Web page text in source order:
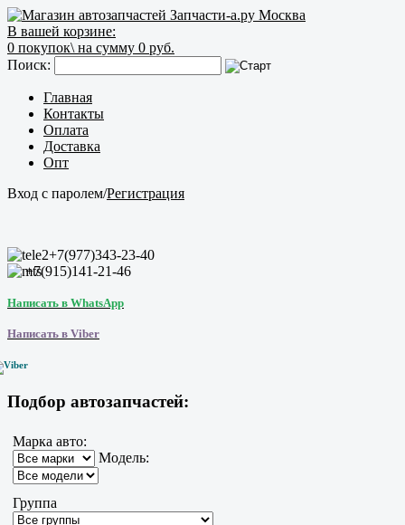
В вашей корзине:
0 покупок\ на сумму 0 руб.
Поиск:
Главная
Контакты
Оплата
Доставка
Опт
Вход с паролем/Регистрация
+7(977)343-23-40
+7(915)141-21-46
Написать в WhatsApp
Написать в Viber
Подбор автозапчастей:
Марка авто:
Модель:
Группа